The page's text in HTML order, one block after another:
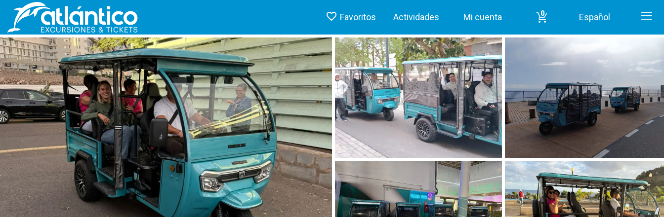
Favoritos Actividades Mi cuenta 0 Español